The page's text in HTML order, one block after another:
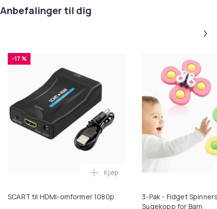
Anbefalinger til dig
-17 %
SCART til HDMI-omformer 1080p
Legg SCART til HDMI-omformer
Kjøp
3-Pak - Fidget
Sugekopp for Barn